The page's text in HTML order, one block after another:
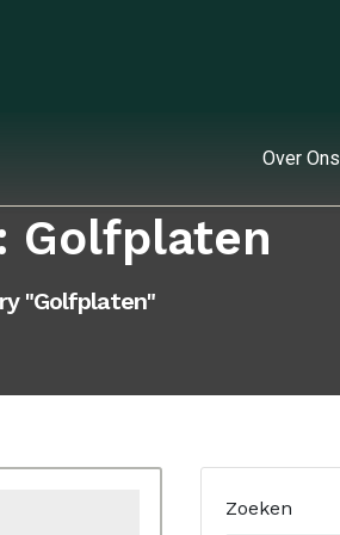
Over Ons
Golfplaten
"golfplaten"
Zoeken